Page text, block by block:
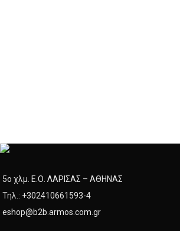
5ο χλμ. Ε.Ο. ΛΑΡΙΣΑΣ – ΑΘΗΝΑΣ
Τηλ.: +302410661593-4
eshop@b2b.armos.com.gr